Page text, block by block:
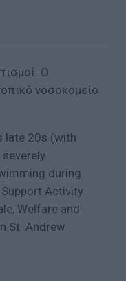
Ο
νοσοκομείο
late 20s (with
during
Activity
Welfare and
St. Andrew